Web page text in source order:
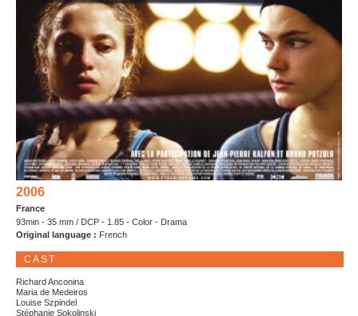
2006
France
93min - 35 mm / DCP - 1.85 - Color - Drama
Original language : French
CAST
Richard Anconina
Maria de Medeiros
Louise Szpindel
Stéphanie Sokolinski